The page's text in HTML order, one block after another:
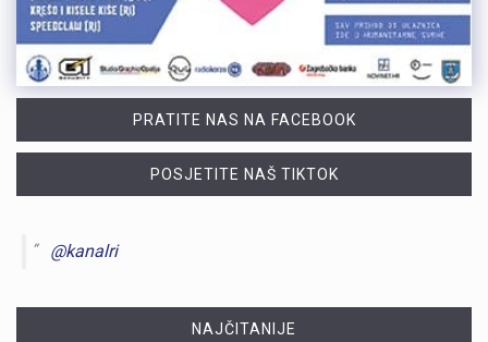
PRATITE NAS NA FACEBOOK
POSJETITE NAŠ TIKTOK
@kanalri
NAJČITANIJE